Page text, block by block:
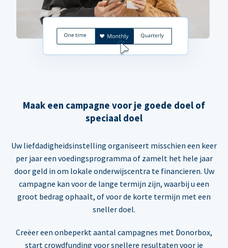
Maak een campagne voor je goede doel of
speciaal doel
Uw liefdadigheidsinstelling organiseert misschien een keer
per jaar een voedingsprogramma of zamelt het hele jaar
door geld in om lokale onderwijscentra te financieren. Uw
campagne kan voor de lange termijn zijn, waarbij u een
groot bedrag ophaalt, of voor de korte termijn met een
sneller doel.
Creëer een onbeperkt aantal campagnes met Donorbox,
start crowdfunding voor snellere resultaten voor je